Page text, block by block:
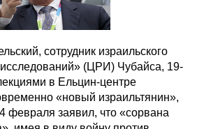
сотрудник израильского
(ЦРИ) Чубайса, 19-
в Ельцин-центре
«новый израильтянин»,
февраля заявил, что «сорвана